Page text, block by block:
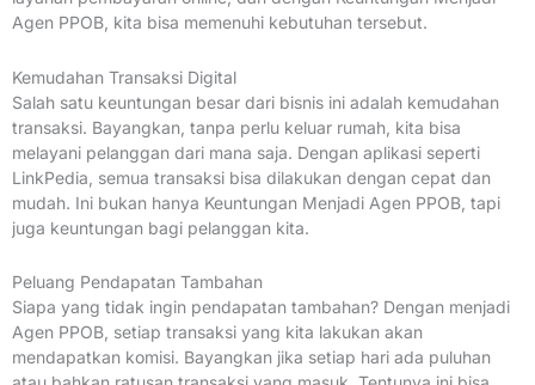
Agen PPOB, kita bisa memenuhi kebutuhan tersebut.
Kemudahan Transaksi Digital
Salah satu keuntungan besar dari bisnis ini adalah kemudahan
transaksi. Bayangkan, tanpa perlu keluar rumah, kita bisa
melayani pelanggan dari mana saja. Dengan aplikasi seperti
LinkPedia, semua transaksi bisa dilakukan dengan cepat dan
mudah. Ini bukan hanya Keuntungan Menjadi Agen PPOB, tapi
juga keuntungan bagi pelanggan kita.
Peluang Pendapatan Tambahan
Siapa yang tidak ingin pendapatan tambahan? Dengan menjadi
Agen PPOB, setiap transaksi yang kita lakukan akan
mendapatkan komisi. Bayangkan jika setiap hari ada puluhan